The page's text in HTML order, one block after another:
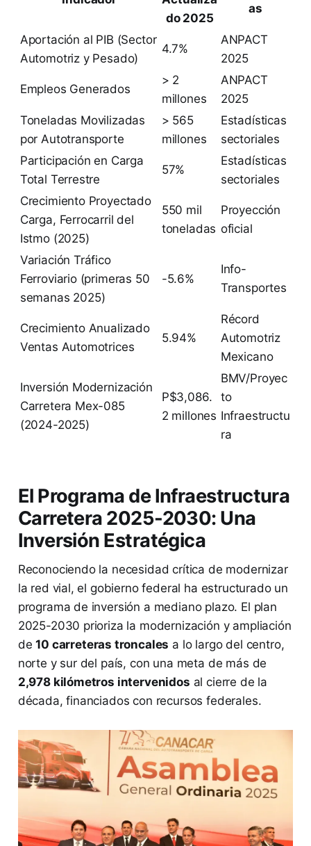
do 2025
as
Aportación al PIB (Sector
Automotriz y Pesado)
4.7%
ANPACT
2025
Empleos Generados
> 2
millones
ANPACT
2025
Toneladas Movilizadas
por Autotransporte
> 565
millones
Estadísticas
sectoriales
Participación en Carga
Total Terrestre
57%
Estadísticas
sectoriales
Crecimiento Proyectado
Carga, Ferrocarril del
Istmo (2025)
550 mil
toneladas
Proyección
oficial
Variación Tráfico
Ferroviario (primeras 50
semanas 2025)
-5.6%
Info-
Transportes
Crecimiento Anualizado
Ventas Automotrices
5.94%
Récord
Automotriz
Mexicano
Inversión Modernización
Carretera Mex-085
(2024-2025)
P$3,086.
2 millones
BMV/Proyec
to
Infraestructu
ra
El Programa de Infraestructura
Carretera 2025-2030: Una
Inversión Estratégica
Reconociendo la necesidad crítica de modernizar
la red vial, el gobierno federal ha estructurado un
programa de inversión a mediano plazo. El plan
2025-2030 prioriza la modernización y ampliación
de10 carreteras troncales a lo largo del centro,
norte y sur del país, con una meta de más de
2,978 kilómetros intervenidos al cierre de la
década, financiados con recursos federales.